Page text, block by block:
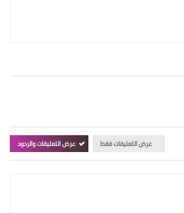
عرض التعليقات فقط عرض التعليقات والردود